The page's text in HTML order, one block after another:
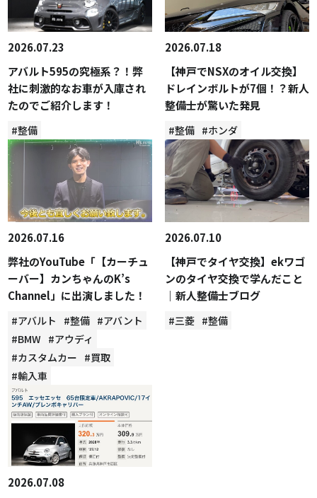
2026.07.23
アバルト595の究極系？！弊
社に刺激的なお車が入庫され
たのでご紹介します！
#整備
2026.07.18
【神戸でNSXのオイル交換】
ドレインボルトが7個！？新人
整備士が驚いた発見
#整備 #ホンダ
2026.07.16
弊社のYouTube「【カーチュ
ーバー】カンちゃんのK’s
Channel」に出演しました！
#アバルト #整備 #アバント
#BMW #アウディ
#カスタムカー #買取
#輸入車
2026.07.10
【神戸でタイヤ交換】ekワゴ
ンのタイヤ交換で学んだこと
｜新人整備士ブログ
#三菱 #整備
2026.07.08